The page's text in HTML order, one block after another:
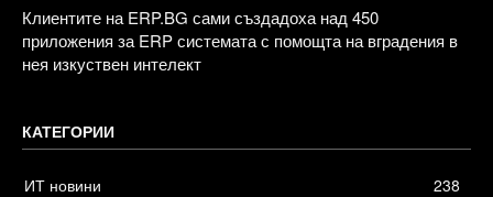
Клиентите на ERP.BG сами създадоха над 450
приложения за ERP системата с помощта на вградения в
нея изкуствен интелект
КАТЕГОРИИ
ИТ новини
238